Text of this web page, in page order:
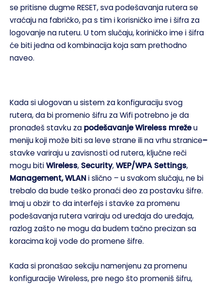
se pritisne dugme RESET, sva podešavanja rutera se
vraćaju na fabričko, pa s tim i korisničko ime i šifra za
logovanje na ruteru. U tom slučaju, koriničko ime i šifra
će biti jedna od kombinacija koja sam prethodno
naveo.
Kada si ulogovan u sistem za konfiguraciju svog
rutera, da bi promenio šifru za Wifi potrebno je da
pronađeš stavku za podešavanje Wireless mrežeu
meniju koji može biti sa leve strane ili na vrhu stranice–
stavke variraju u zavisnosti od rutera, ključne reči
mogu bitiWireless, Security,WEP/WPA Settings,
Management, WLANi slično – u svakom slučaju, ne bi
trebalo da bude teško pronaći deo za postavku šifre.
Imaj u obzir to da interfejs i stavke za promenu
podešavanja rutera variraju od uređaja do uređaja,
razlog zašto ne mogu da budem tačno precizan sa
koracima koji vode do promene šifre.
Kada si pronašao sekciju namenjenu za promenu
konfiguracije Wireless, pre nego što promeniš šifru,